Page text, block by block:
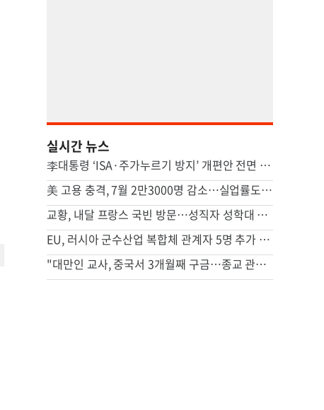
실시간 뉴스
李대통령 ‘ISA·주가누르기 방지’ 개편안 전면 재검토 지시
美 고용 충격, 7월 2만3000명 감소…실업률도 감소해 엇갈린 신호
교황, 내달 프랑스 국빈 방문…성직자 성학대 피해자 만난다
EU, 러시아 군수산업 복합체 관계자 5명 추가 제재
"대만인 교사, 중국서 3개월째 구금…종교 관련 가능성"